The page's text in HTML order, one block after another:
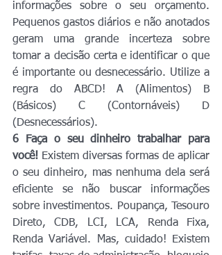
informações sobre o seu orçamento.
Pequenos gastos diários e não anotados
geram uma grande incerteza sobre
tomar a decisão certa e identificar o que
é importante ou desnecessário. Utilize a
regra do ABCD! A (Alimentos) B
(Básicos) C (Contornáveis) D
(Desnecessários).
6 Faça o seu dinheiro trabalhar para
você! Existem diversas formas de aplicar
o seu dinheiro, mas nenhuma dela será
eficiente se não buscar informações
sobre investimentos. Poupança, Tesouro
Direto, CDB, LCI, LCA, Renda Fixa,
Renda Variável. Mas, cuidado! Existem